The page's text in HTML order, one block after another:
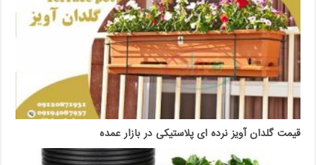
قیمت گلدان آویز نرده ای پلاستیکی در بازار عمده